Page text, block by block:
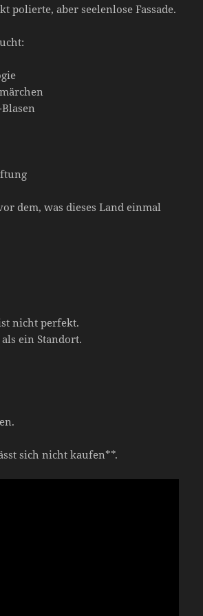
polierte, aber seelenlose Fassade.
dem, was dieses Land einmal
nicht perfekt.
ein Standort.
sich nicht kaufen**.